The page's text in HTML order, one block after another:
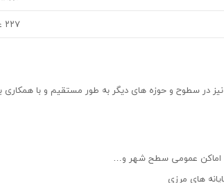
۲۲۷ عدد
در سطوح و حوزه های دیگر به طور مستقیم و با همکاری با
اماکن عمومی سطح شهر و…
های مرزی